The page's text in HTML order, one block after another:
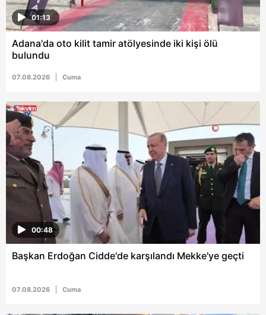
01:13
Adana'da oto kilit tamir atölyesinde iki kişi ölü
bulundu
07.08.2026 Cuma
00:48
Başkan Erdoğan Cidde'de karşılandı Mekke'ye geçti
07.08.2026 Cuma